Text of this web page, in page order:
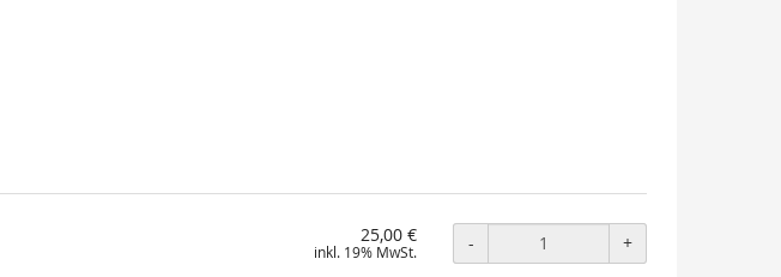
25,00 €
inkl. 19% MwSt. - +